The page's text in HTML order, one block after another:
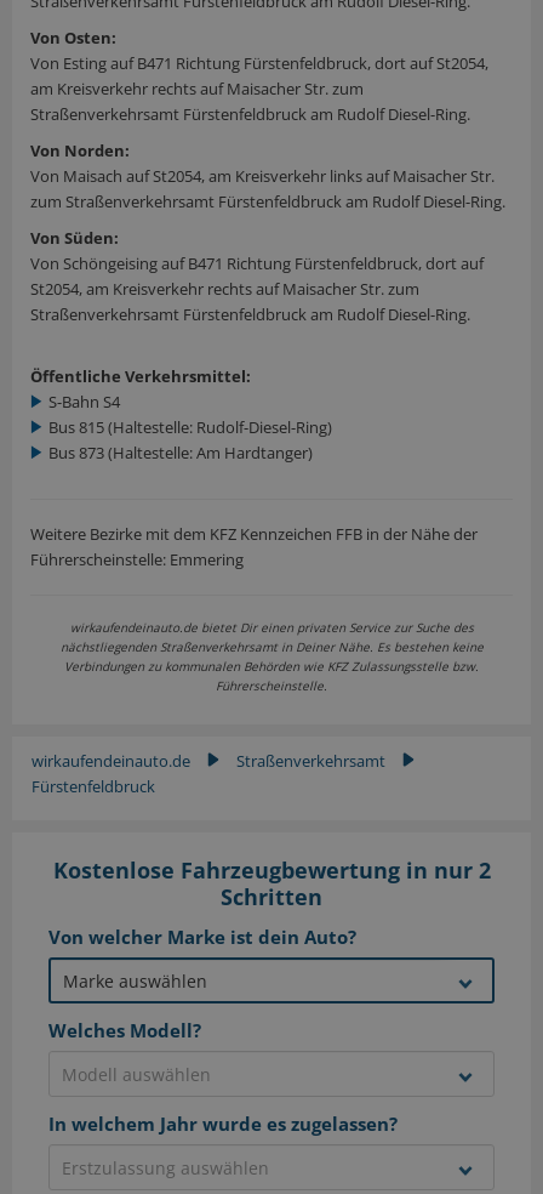
Von Osten:
Von Esting auf B471 Richtung Fürstenfeldbruck, dort auf St2054,
am Kreisverkehr rechts auf Maisacher Str. zum
Straßenverkehrsamt Fürstenfeldbruck am Rudolf Diesel-Ring.
Von Norden:
Von Maisach auf St2054, am Kreisverkehr links auf Maisacher Str.
zum Straßenverkehrsamt Fürstenfeldbruck am Rudolf Diesel-Ring.
Von Süden:
Von Schöngeising auf B471 Richtung Fürstenfeldbruck, dort auf
St2054, am Kreisverkehr rechts auf Maisacher Str. zum
Straßenverkehrsamt Fürstenfeldbruck am Rudolf Diesel-Ring.
Öffentliche Verkehrsmittel:
S-Bahn S4
Bus 815 (Haltestelle: Rudolf-Diesel-Ring)
Bus 873 (Haltestelle: Am Hardtanger)
Weitere Bezirke mit dem KFZ Kennzeichen FFB in der Nähe der
Führerscheinstelle: Emmering
wirkaufendeinauto.de bietet Dir einen privaten Service zur Suche des
nächstliegenden Straßenverkehrsamt in Deiner Nähe. Es bestehen keine
Verbindungen zu kommunalen Behörden wie KFZ Zulassungsstelle bzw.
Führerscheinstelle.
wirkaufendeinauto.de Straßenverkehrsamt
Fürstenfeldbruck
Kostenlose Fahrzeugbewertung in nur 2
Schritten
Von welcher Marke ist dein Auto?
Welches Modell?
In welchem Jahr wurde es zugelassen?